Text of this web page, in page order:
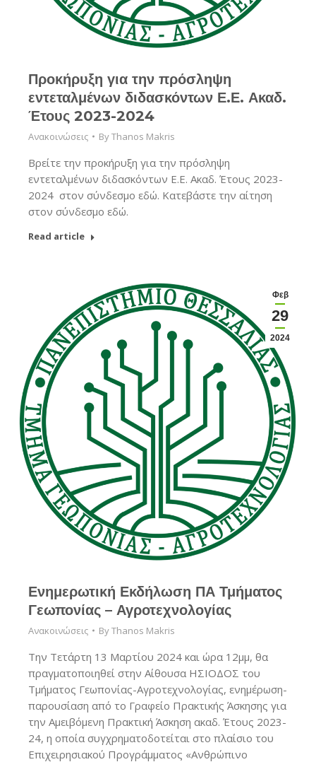
Προκήρυξη για την πρόσληψη
εντεταλμένων διδασκόντων Ε.Ε. Ακαδ.
Έτους 2023-2024
Ανακοινώσεις ByThanos Makris
Βρείτε την προκήρυξη για την πρόσληψη
εντεταλμένων διδασκόντων Ε.Ε. Ακαδ. Έτους 2023-
2024 στον σύνδεσμο εδώ. Κατεβάστε την αίτηση
στον σύνδεσμο εδώ.
Read article
Φεβ
29
2024
Ενημερωτική Εκδήλωση ΠΑ Τμήματος
Γεωπονίας – Αγροτεχνολογίας
Ανακοινώσεις ByThanos Makris
Την Τετάρτη 13 Μαρτίου 2024 και ώρα 12μμ, θα
πραγματοποιηθεί στην Αίθουσα ΗΣΙΟΔΟΣ του
Τμήματος Γεωπονίας-Αγροτεχνολογίας, ενημέρωση-
παρουσίαση από το Γραφείο Πρακτικής Άσκησης για
την Αμειβόμενη Πρακτική Άσκηση ακαδ. Έτους 2023-
24, η οποία συγχρηματοδοτείται στο πλαίσιο του
Επιχειρησιακού Προγράμματος «Ανθρώπινο